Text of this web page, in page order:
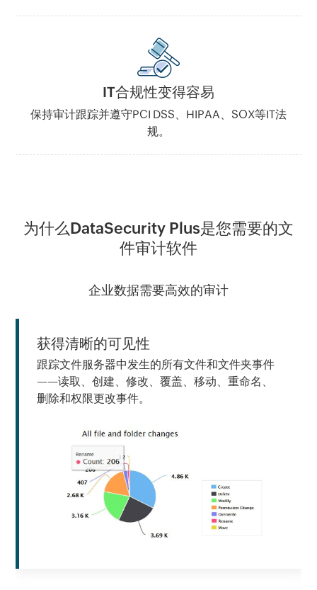
IT合规性变得容易
保持审计跟踪并遵守PCI DSS、HIPAA、SOX等IT法
规。
为什么DataSecurity Plus是您需要的文
件审计软件
企业数据需要高效的审计
获得清晰的可见性
跟踪文件服务器中发生的所有文件和文件夹事件
——读取、创建、修改、覆盖、移动、重命名、
删除和权限更改事件。